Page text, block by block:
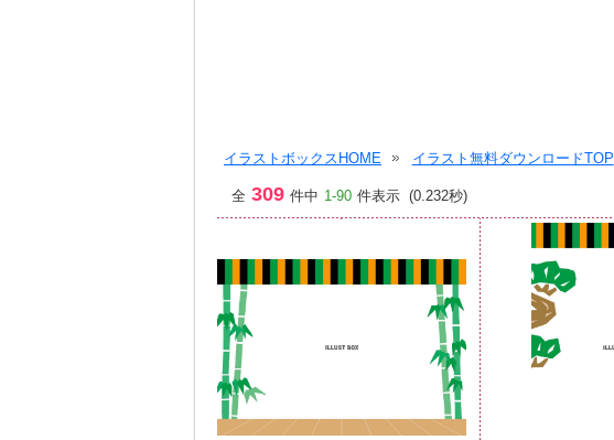
イラストボックスHOME イラスト無料ダウンロードTOP
全 309 件中 1-90 件表示 (0.232秒)